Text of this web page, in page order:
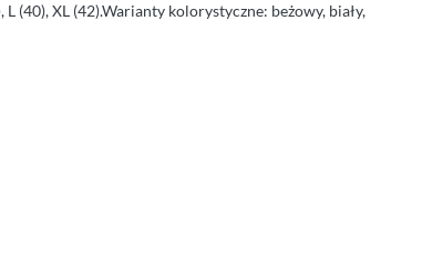
(40), XL (42).Warianty kolorystyczne: beżowy, biały,